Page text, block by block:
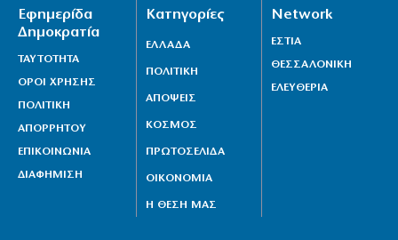
Εφημερίδα
Δημοκρατία
ΤΑΥΤΟΤΗΤΑ
ΟΡΟΙ ΧΡΗΣΗΣ
ΠΟΛΙΤΙΚΗ
ΑΠΟΡΡΗΤΟΥ
ΕΠΙΚΟΙΝΩΝΙΑ
ΔΙΑΦΗΜΙΣΗ
Κατηγορίες
ΕΛΛΑΔΑ
ΠΟΛΙΤΙΚΗ
ΑΠΟΨΕΙΣ
ΚΟΣΜΟΣ
ΠΡΩΤΟΣΕΛΙΔΑ
ΟΙΚΟΝΟΜΙΑ
Η ΘΕΣΗ ΜΑΣ
Network
ΕΣΤΙΑ
ΘΕΣΣΑΛΟΝΙΚΗ
ΕΛΕΥΘΕΡΙΑ